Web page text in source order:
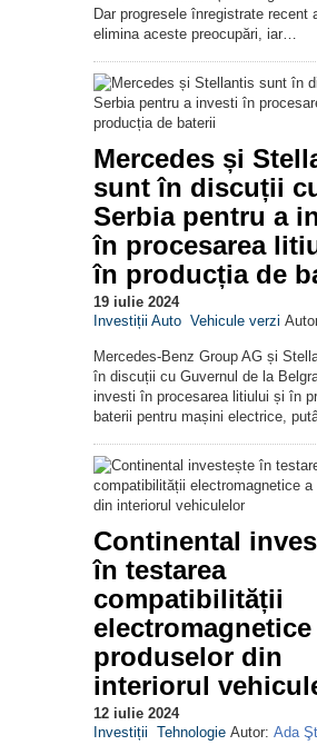
Dar progresele înregistrate recent
elimina aceste preocupări, iar…
Mercedes și
sunt în discuții
Serbia pentru a
în procesarea
în producția de
19 iulie 2024
Investiții Auto Vehicule verzi
Mercedes-Benz Group AG și
în discuții cu Guvernul de la
investi în procesarea litiului și în
baterii pentru mașini electrice,
Continental
în testarea
compatibilității
electromagnetice
produselor din
interiorul
12 iulie 2024
Investiții Tehnologie Autor: Ada